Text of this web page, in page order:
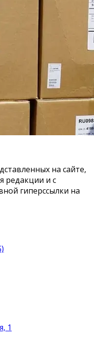
на сайте,
редакции и с
гиперссылки на
1